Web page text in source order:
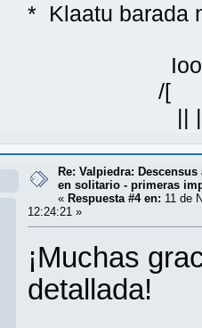
* Klaatu
/[ ]\
||
Re: Valpiedra: Descensus
en solitario - primeras
« Respuesta #4 en: 11 de
12:24:21 »
¡Muchas
detallada!